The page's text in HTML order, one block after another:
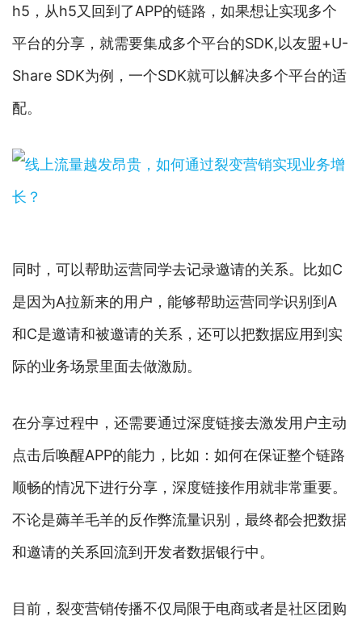
h5，从h5又回到了APP的链路，如果想让实现多个
平台的分享，就需要集成多个平台的SDK,以友盟+U-
Share SDK为例，一个SDK就可以解决多个平台的适
配。
同时，可以帮助运营同学去记录邀请的关系。比如C
是因为A拉新来的用户，能够帮助运营同学识别到A
和C是邀请和被邀请的关系，还可以把数据应用到实
际的业务场景里面去做激励。
在分享过程中，还需要通过深度链接去激发用户主动
点击后唤醒APP的能力，比如：如何在保证整个链路
顺畅的情况下进行分享，深度链接作用就非常重要。
不论是薅羊毛羊的反作弊流量识别，最终都会把数据
和邀请的关系回流到开发者数据银行中。
目前，裂变营销传播不仅局限于电商或者是社区团购